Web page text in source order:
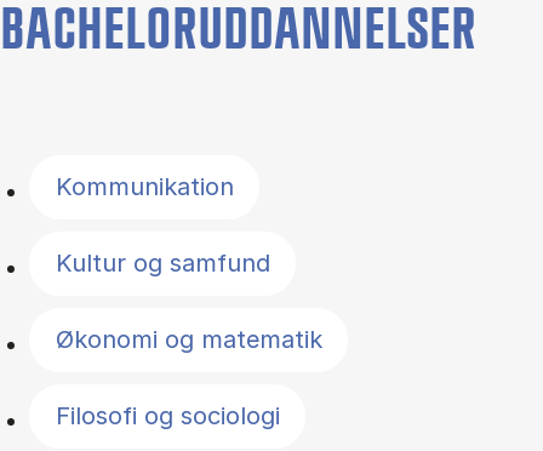
BACHELORUDDANNELSER
Kommunikation
Kultur og samfund
Økonomi og matematik
Filosofi og sociologi